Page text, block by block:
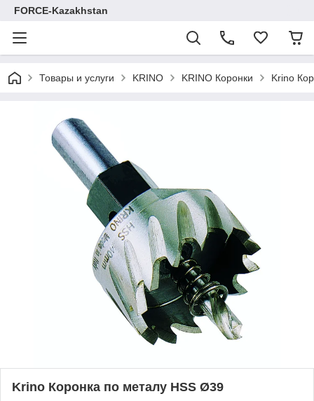
FORCE-Kazakhstan
Товары и услуги KRINO KRINO Коронки Krino
Krino Коронка по металу HSS Ø39